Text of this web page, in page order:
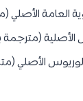
العامة الأصلي
(مترجمة
الأصلي